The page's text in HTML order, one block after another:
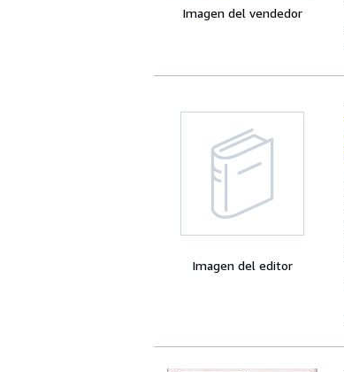
Imagen del vendedor
Imagen del editor